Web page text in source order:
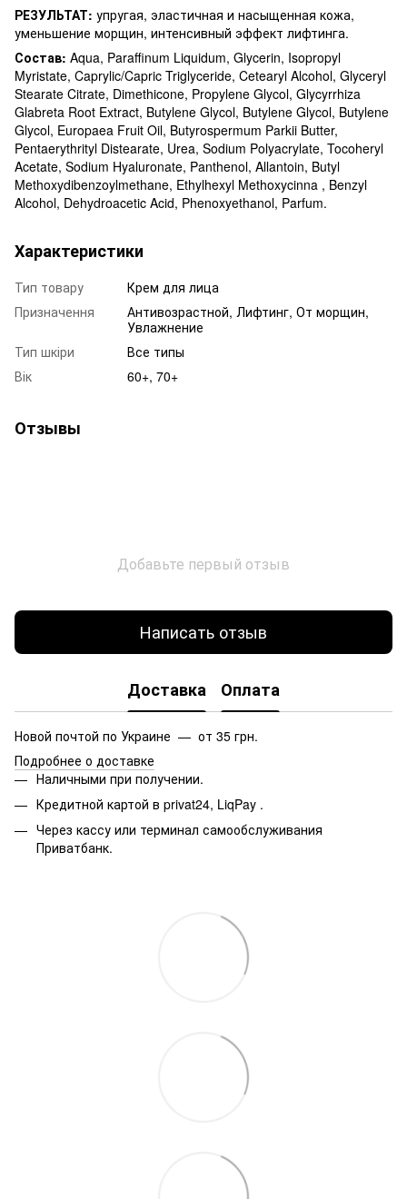
РЕЗУЛЬТАТ: упругая, эластичная и насыщенная кожа,
уменьшение морщин, интенсивный эффект лифтинга.
Состав: Aqua, Paraffinum Liquidum, Glycerin, Isopropyl
Myristate, Caprylic/Capric Triglyceride, Cetearyl Alcohol, Glyceryl
Stearate Citrate, Dimethicone, Propylene Glycol, Glycyrrhiza
Glabreta Root Extract, Butylene Glycol, Butylene Glycol, Butylene
Glycol, Europaea Fruit Oil, Butyrospermum Parkii Butter,
Pentaerythrityl Distearate, Urea, Sodium Polyacrylate, Tocoheryl
Acetate, Sodium Hyaluronate, Panthenol, Allantoin, Butyl
Methoxydibenzoylmethane, Ethylhexyl Methoxycinna , Benzyl
Alcohol, Dehydroacetic Acid, Phenoxyethanol, Parfum.
Характеристики
Тип товару
Крем для лица
Призначення
Антивозрастной, Лифтинг, От морщин,
Увлажнение
Тип шкіри
Все типы
Вік
60+, 70+
Отзывы
Добавьте первый отзыв
Написать отзыв
Доставка Оплата
Новой почтой по Украине — от 35 грн.
Подробнее о доставке
Наличными при получении.
Кредитной картой в privat24, LiqPay .
Через кассу или терминал самообслуживания
Приватбанк.